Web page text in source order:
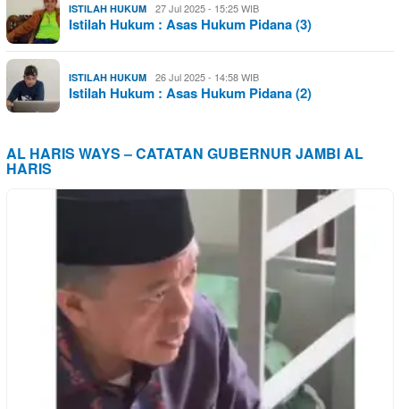
ISTILAH HUKUM 27 Jul 2025 - 15:25 WIB
Istilah Hukum : Asas Hukum Pidana (3)
ISTILAH HUKUM 26 Jul 2025 - 14:58 WIB
Istilah Hukum : Asas Hukum Pidana (2)
AL HARIS WAYS – CATATAN GUBERNUR JAMBI AL
HARIS